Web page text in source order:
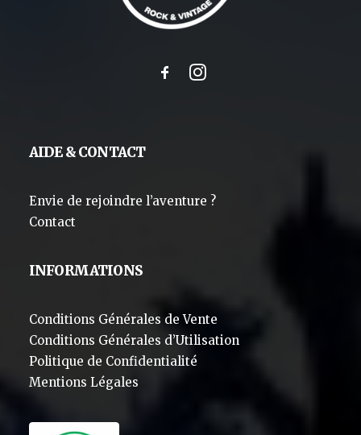
AIDE & CONTACT
Envie de rejoindre l’aventure ?
Contact
INFORMATIONS
Conditions Générales de Vente
Conditions Générales d’Utilisation
Politique de Confidentialité
Mentions Légales